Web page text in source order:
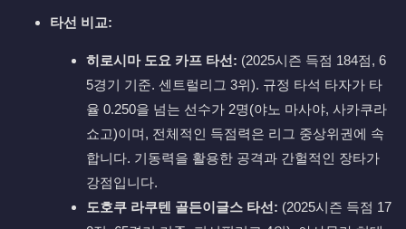
타선 비교:
히로시마 도요 카프 타선: (2025시즌 득점 184점, 6
5경기 기준. 센트럴리그 3위). 규정 타석 타자가 타
율 0.250을 넘는 선수가 2명(야노 마사야, 사카쿠라
쇼고)이며, 전체적인 득점력은 리그 중상위권에 속
합니다. 기동력을 활용한 공격과 간헐적인 장타가
강점입니다.
도호쿠 라쿠텐 골든이글스 타선: (2025시즌 득점 17